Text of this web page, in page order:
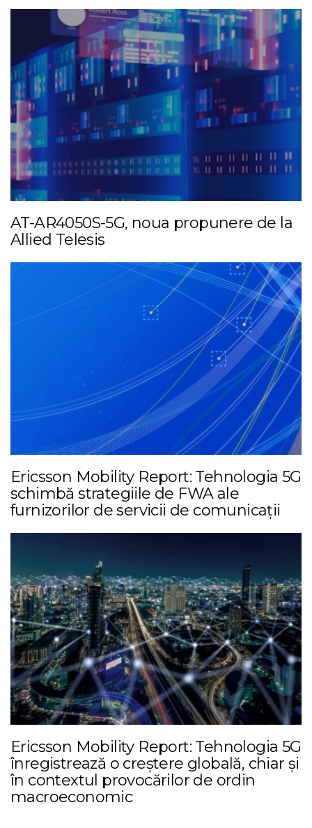
AT-AR4050S-5G, noua propunere de la
Allied Telesis
Ericsson Mobility Report: Tehnologia 5G
schimbă strategiile de FWA ale
furnizorilor de servicii de comunicații
Ericsson Mobility Report: Tehnologia 5G
înregistrează o creștere globală, chiar și
în contextul provocărilor de ordin
macroeconomic